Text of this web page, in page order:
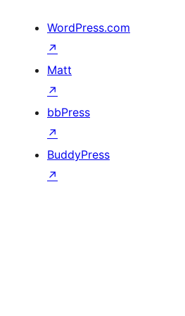
WordPress.com
↗
Matt
↗
bbPress
↗
BuddyPress
↗